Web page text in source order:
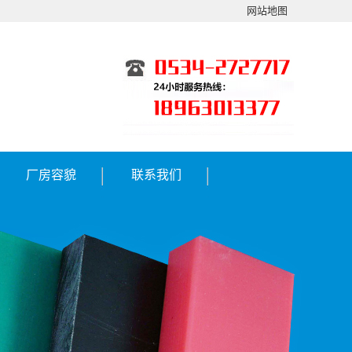
网站地图
厂房容貌 联系我们